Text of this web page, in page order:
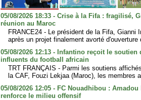
05/08/2026 18:33 - Crise à la Fifa : fragilisé,
réunion au Maroc
FRANCE24 - Le président de la Fifa, Gianni
après un projet finalement avorté
05/08/2026 12:13 - Infantino reçoit le
influents du football africain
TRT FRANÇAIS - Parmi les soutiens
la CAF, Fouzi Lekjaa (Maroc), les membres
05/08/2026 12:05 - FC Nouadhibou : Amadou
renforce le milieu offensif